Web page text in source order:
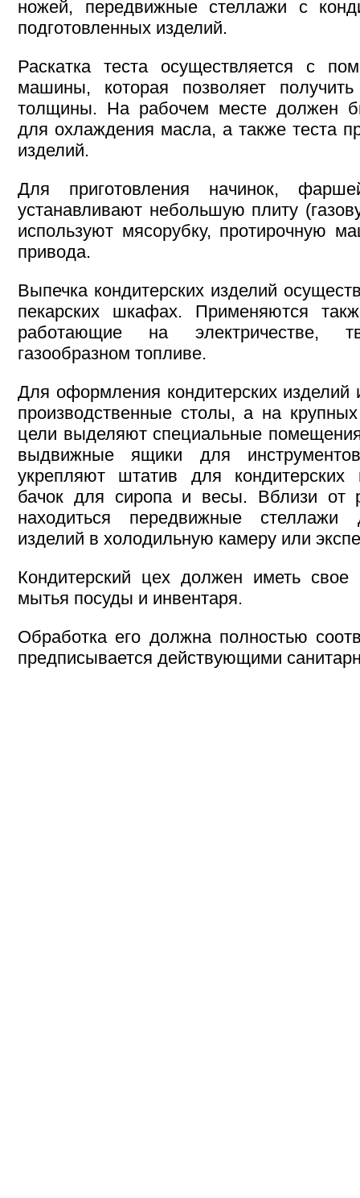
ножей, передвижные стеллажи с
подготовленных изделий.
Раскатка теста осуществляется с
машины, которая позволяет
толщины. На рабочем месте должен
для охлаждения масла, а также теста
изделий.
Для приготовления начинок,
устанавливают небольшую плиту
используют мясорубку, протирочную
привода.
Выпечка кондитерских изделий
пекарских шкафах. Применяются
работающие на электричестве,
газообразном топливе.
Для оформления кондитерских изделий
производственные столы, а на
цели выделяют специальные
выдвижные ящики для
укрепляют штатив для кондитерских
бачок для сиропа и весы. Вблизи от
находиться передвижные стеллажи
изделий в холодильную камеру или
Кондитерский цех должен иметь свое
мытья посуды и инвентаря.
Обработка его должна полностью
предписывается действующими